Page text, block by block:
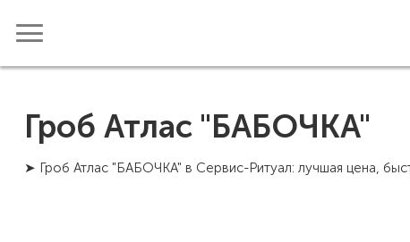
Гроб Атлас "БАБОЧКА"
➤ Гроб Атлас "БАБОЧКА" в Сервис-Ритуал: лучшая цена,